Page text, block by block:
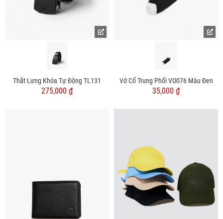
Thắt Lưng Khóa Tự Động TL131
275,000 ₫
Vớ Cổ Trung Phối VO076 Màu Đen
35,000 ₫